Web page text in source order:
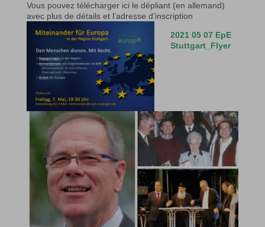
Vous pouvez télécharger ici le dépliant (en allemand)
avec plus de détails et l’adresse d’inscription
2021 05 07 EpE
Stuttgart_Flyer